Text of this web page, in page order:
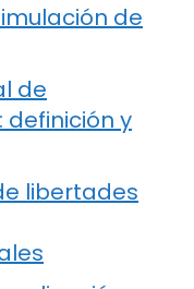
de
de
y
libertades